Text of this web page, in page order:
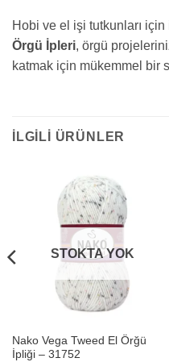
Hobi ve el işi tutkunları
Örgü İpleri, örgü
katmak için mükemmel bir
İLGILI ÜRÜNLER
STOKTA YOK
Nako Vega Tweed El Örğü
İpliği – 31752